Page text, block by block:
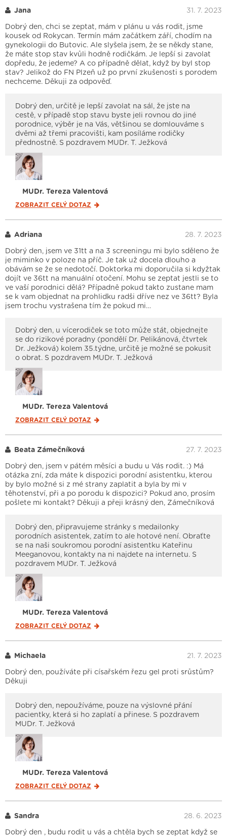
Jana 31. 7. 2023
Dobrý den, chci se zeptat, mám v plánu u vás rodit, jsme
kousek od Rokycan. Termín mám začátkem září, chodím na
gynekologii do Butovic. Ale slyšela jsem, že se někdy stane,
že máte stop stav kvůli hodně rodičkám. Je lepší si zavolat
dopředu, že jedeme? A co případně dělat, když by byl stop
stav? Jelikož do FN Plzeň už po první zkušenosti s porodem
nechceme. Děkuji za odpověď.
Dobrý den, určitě je lepší zavolat na sál, že jste na
cestě, v případě stop stavu byste jeli rovnou do jiné
porodnice, výběr je na Vás, většinou se domlouváme s
dvěmi až třemi pracovišti, kam posíláme rodičky
přednostně. S pozdravem MUDr. T. Ježková
MUDr. Tereza Valentová
ZOBRAZIT CELÝ DOTAZ
Adriana 28. 7. 2023
Dobrý den, jsem ve 31tt a na 3 screeningu mi bylo sděleno že
je miminko v poloze na příč. Je tak už docela dlouho a
obávám se že se nedotočí. Doktorka mi doporučila si kdyžtak
dojít ve 36tt na manuální otočení. Mohu se zeptat jestli se to
ve vaší porodnici dělá? Případně pokud takto zustane mam
se k vam objednat na prohlidku radši dříve nez ve 36tt? Byla
jsem trochu vystrašena tím že pokud mi…
Dobrý den, u vícerodiček se toto může stát, objednejte
se do rizikové poradny (pondělí Dr. Pelikánová, čtvrtek
Dr. Ježková) kolem 35.týdne, určitě je možné se pokusit
o obrat. S pozdravem MUDr. T. Ježková
MUDr. Tereza Valentová
ZOBRAZIT CELÝ DOTAZ
Beata Zámečníková 27. 7. 2023
Dobrý den, jsem v pátém měsíci a budu u Vás rodit. :) Má
otázka zní, zda máte k dispozici porodní asistentku, kterou
by bylo možné si z mé strany zaplatit a byla by mi v
těhotenství, při a po porodu k dispozici? Pokud ano, prosím
pošlete mi kontakt? Děkuji a přeji krásný den, Zámečníková
Dobrý den, připravujeme stránky s medailonky
porodních asistentek, zatím to ale hotové není. Obraťte
se na naši soukromou porodní asistentku Kateřinu
Meeganovou, kontakty na ni najdete na internetu. S
pozdravem MUDr. T. Ježková
MUDr. Tereza Valentová
ZOBRAZIT CELÝ DOTAZ
Michaela 21. 7. 2023
Dobrý den, používáte při císařském řezu gel proti srůstům?
Děkuji
Dobrý den, nepoužíváme, pouze na výslovné přání
pacientky, která si ho zaplatí a přinese. S pozdravem
MUDr. T. Ježková
MUDr. Tereza Valentová
ZOBRAZIT CELÝ DOTAZ
Sandra 28. 6. 2023
Dobrý den , budu rodit u vás a chtěla bych se zeptat když se